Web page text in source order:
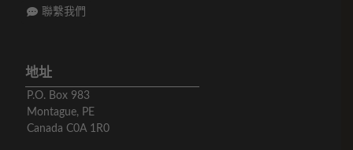
聯繫我們
地址
P.O. Box 983
Montague, PE
Canada C0A 1R0